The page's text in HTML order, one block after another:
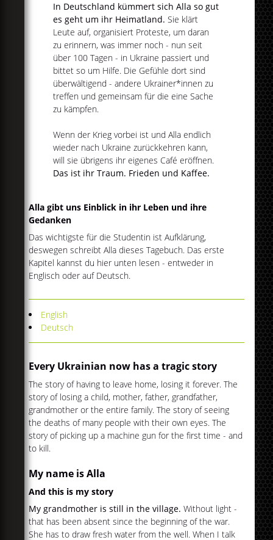
In Deutschland kümmert sich Alla so gut
es geht um ihr Heimatland. Sie klärt
Leute auf, organisiert Proteste, um daran
zu erinnern, was immer noch - nun seit
über 100 Tagen - in Ukraine passiert und
bittet so um Hilfe. Die Gefühle dort sind
überwältigend - andere Ukrainer*innen zu
treffen und gemeinsam für die eine Sache
zu kämpfen.
Wenn der Krieg vorbei ist und Alla endlich
wieder nach Ukraine zurückkehren kann,
will sie übrigens ihr eigenes Café eröffnen.
Das ist ihr Traum. Frieden und Kaffee.
Alla gibt uns Einblick in ihr Leben und ihre
Gedanken
Das wichtigste für die Studentin ist Aufklärung,
deswegen schreibt Alla dieses Tagebuch. Das erste
Kapitel kannst du hier unten lesen - entweder in
Englisch oder auf Deutsch.
English
Deutsch
Every Ukrainian now has a tragic story
The story of having to leave home, losing it forever. The
story of losing a child, mother, father, grandfather,
grandmother or the entire family. The story of seeing
the deaths of many people with their own eyes. The
story of picking up a machine gun for the first time - and
to kill.
My name is Alla
And this is my story
My grandmother is still in the village. Without light -
that has been absent since the beginning of the war.
She has to draw fresh water from the well. When I talk